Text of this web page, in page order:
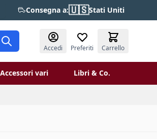
Consegna a:🇺🇸Stati Uniti
Accedi Preferiti Carrello
submenu for Laboratorio
Accessori vari Libri & Co.